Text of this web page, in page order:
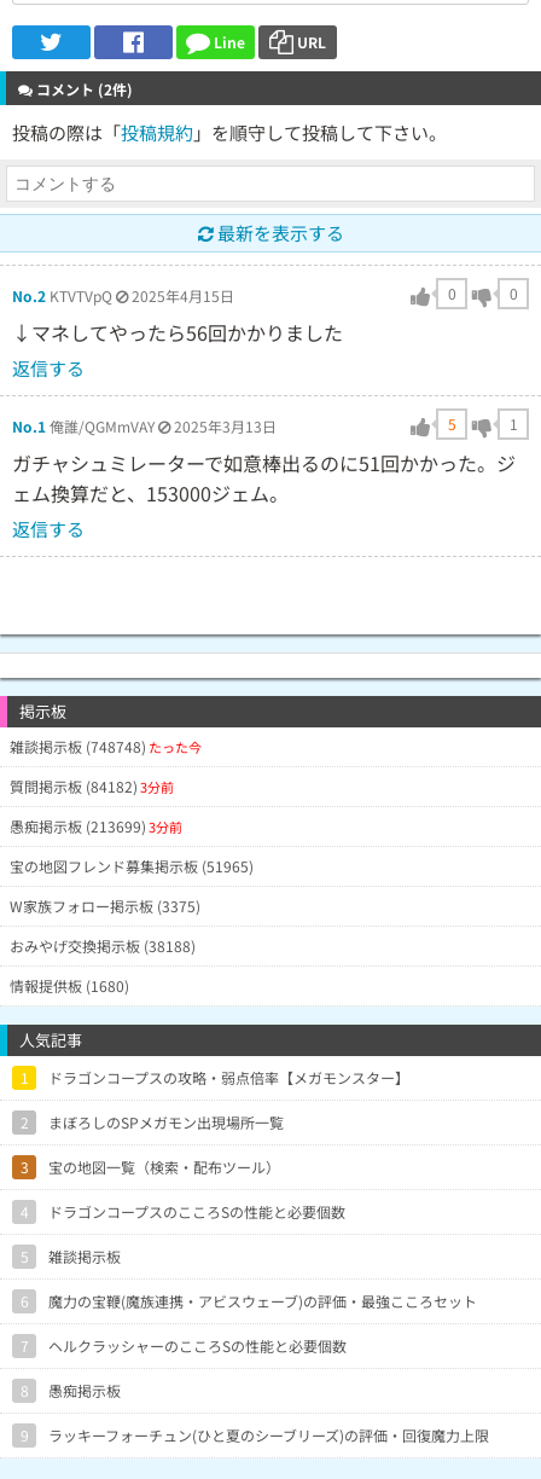
Line URL
コメント (2件)
投稿の際は「投稿規約 」を順守して投稿して下さい。
最新を表示する
No.2 KTVTVpQ 2025年4月15日 0 0
↓マネしてやったら56回かかりました
返信する
No.1俺誰/QGMmVAY 2025年3月13日 5 1
ガチャシュミレーターで如意棒出るのに51回かかった。ジ
ェム換算だと、153000ジェム。
返信する
掲示板
雑談掲示板 (748748) たった今
質問掲示板 (84182)3分前
愚痴掲示板 (213699)3分前
宝の地図フレンド募集掲示板 (51965)
W家族フォロー掲示板 (3375)
おみやげ交換掲示板 (38188)
情報提供板 (1680)
人気記事
1 ドラゴンコープスの攻略・弱点倍率【メガモンスター】
2 まぼろしのSPメガモン出現場所一覧
3 宝の地図一覧（検索・配布ツール）
4 ドラゴンコープスのこころSの性能と必要個数
5 雑談掲示板
6 魔力の宝鞭(魔族連携・アビスウェーブ)の評価・最強こころセット
7 ヘルクラッシャーのこころSの性能と必要個数
8 愚痴掲示板
9 ラッキーフォーチュン(ひと夏のシーブリーズ)の評価・回復魔力上限